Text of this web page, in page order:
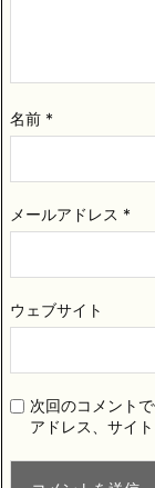
名前 *
メールアドレス *
ウェブサイト
次回のコメント
アドレス、サイト